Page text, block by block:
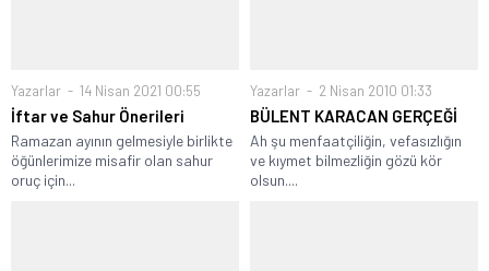
Yazarlar 14 Nisan 2021 00:55
İftar ve Sahur Önerileri
Ramazan ayının gelmesiyle birlikte
öğünlerimize misafir olan sahur
oruç için...
Yazarlar 2 Nisan 2010 01:33
BÜLENT KARACAN GERÇEĞİ
Ah şu menfaatçiliğin, vefasızlığın
ve kıymet bilmezliğin gözü kör
olsun....